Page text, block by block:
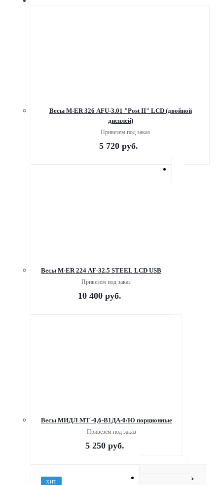
Весы M-ER 326 AFU-3.01 "Post II" LСD (двойной
дисплей)
Привезем под заказ
5 720 руб.
Весы M-ER 224 AF-32.5 STEEL LCD USB
Привезем под заказ
10 400руб.
Весы МИДЛ МТ -0,6-В1ДА-0/Ю порционные
Привезем под заказ
5 250 руб.
ХИТ
Как купить